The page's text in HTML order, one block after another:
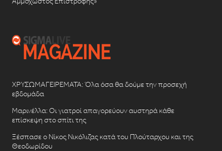
ΧΡΥΣΩΜΑΓΕΙΡΕΜΑΤΑ: Όλα όσα θα δούμε την προσεχή
εβδομάδα
Μαρινέλλα: Οι γιατροί απαγορεύουν αυστηρά κάθε
επίσκεψη στο σπίτι της
Ξέσπασε ο Νίκος Νικόλιζας κατά του Πλούταρχου και της
Θεοδωρίδου